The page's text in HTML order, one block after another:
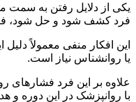
یکی از دلایل رفتن به سمت
فرد کشف شود و حل شود، فرد
این افکار منفی معمولاً
یا روانشناس نیاز است.
علاوه بر این فرد فشارهای
با روانپزشک در این دوره و